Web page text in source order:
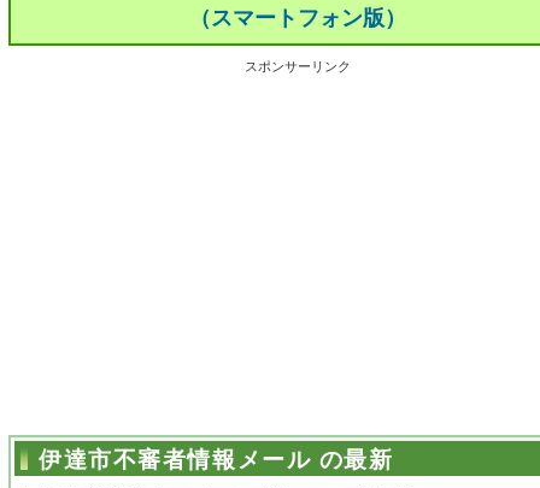
（スマートフォン版）
スポンサーリンク
伊達市不審者情報メール の最新